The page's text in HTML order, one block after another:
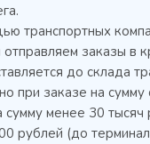
транспортных
заказы в
до склада
при заказе на сумму
сумму менее 30 тысяч
рублей (до